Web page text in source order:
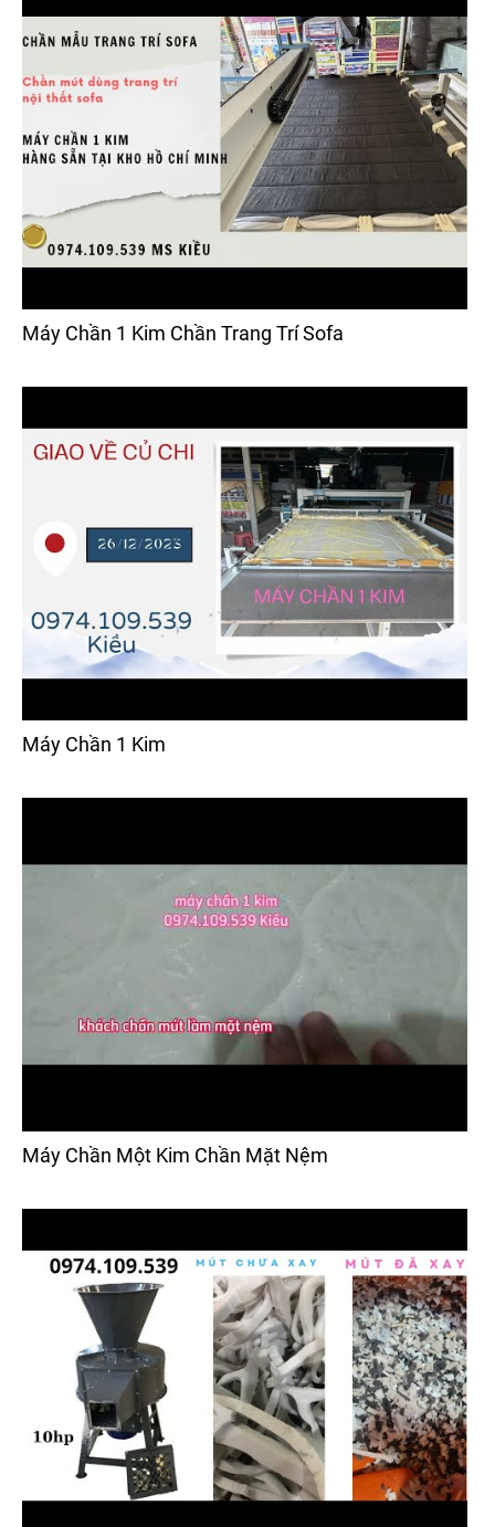
Máy Chần 1 Kim Chần Trang Trí Sofa
Máy Chần 1 Kim
Máy Chần Một Kim Chần Mặt Nệm